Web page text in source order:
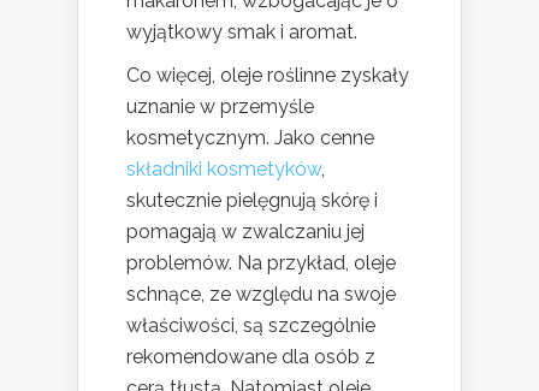
wyjątkowy smak i aromat.
Co więcej, oleje roślinne zyskały
uznanie w przemyśle
kosmetycznym. Jako cenne
składniki kosmetyków,
skutecznie pielęgnują skórę i
pomagają w zwalczaniu jej
problemów. Na przykład, oleje
schnące, ze względu na swoje
właściwości, są szczególnie
rekomendowane dla osób z